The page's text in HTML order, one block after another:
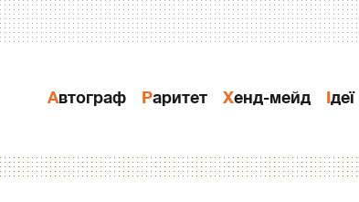
Автограф Раритет Хенд-мейд Ідеї